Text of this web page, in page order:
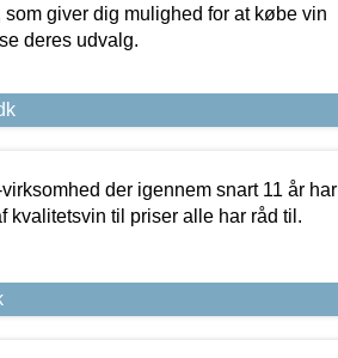
giver dig mulighed for at købe vin
deres udvalg.
der igennem snart 11 år har
kvalitetsvin til priser alle har råd til.